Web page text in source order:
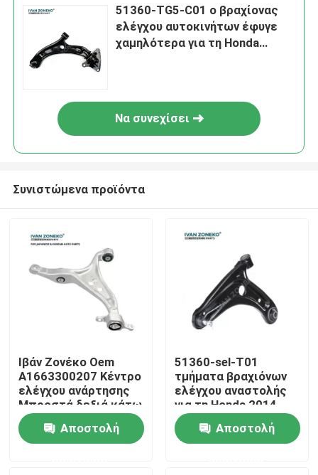
Σπίτι
Προϊόντα
51360-TG5-C01 ο βραχίονας
ελέγχου αυτοκινήτων έφυγε
χαμηλότερα για τη Honda
Να συνεχίσει
Συνιστώμενα προϊόντα
Ιβάν Ζονέκο Oem
A1663300207 Κέντρο
ελέγχου ανάρτησης
Μπροστά δεξιά κάτω
Αποστολή
51360-sel-T01
τμήματα βραχιόνων
ελέγχου αναστολής
για τη Honda 2014-
2016 μηχανές
Αποστολή